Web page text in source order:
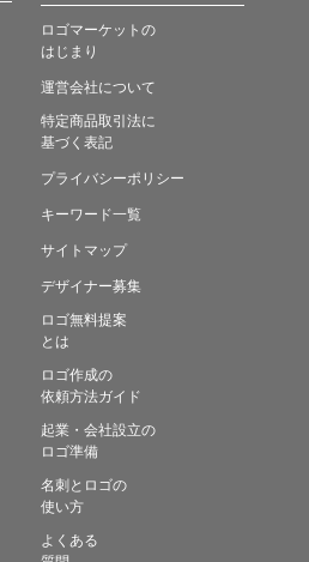
ロゴマーケットの
はじまり
運営会社について
特定商品取引法に
基づく表記
プライバシーポリシー
キーワード一覧
サイトマップ
デザイナー募集
ロゴ無料提案
とは
ロゴ作成の
依頼方法ガイド
起業・会社設立の
ロゴ準備
名刺とロゴの
使い方
よくある